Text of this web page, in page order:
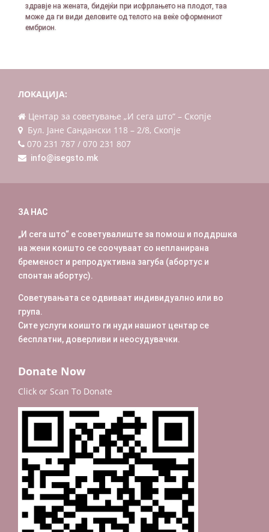
здравје на жената, бидејќи при исфрлањето на плодот, таа
може да ги види деловите од телото на веќе оформениот
ембрион.
ЛОКАЦИЈА:
Центар за советување „И сега што“ – Скопје
Бул. Јане Сандански 118 – 2/8, Скопје
070 231 787 / 070 231 807
info@isegsto.mk
ЗА НАС
„И сега што“ е советувалиште за помош и поддршка
на жени коишто се соочуваат со непланирана
бременост и репродуктивна загуба (абортус и
спонтан абортус).
Советувањата се одвиваат индивидуално или во
група.
Сите услуги коишто ги нуди нашиот центар се
бесплатни, доверливи и неосудувачки.
Donate Now
Click or Scan To Donate